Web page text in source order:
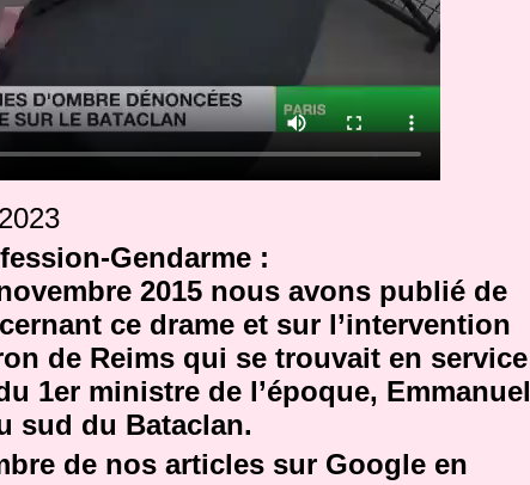
Gendarme :
2015 nous avons publié de
ce drame et sur l’intervention
de Reims qui se trouvait en service
1er ministre de l’époque, Emmanuel
sud du Bataclan.
de nos articles sur Google en